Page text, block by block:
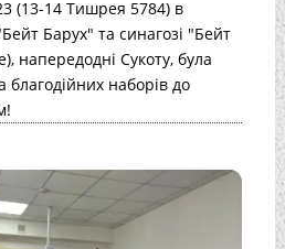
(13-14 Тишрея 5784) в
Барух" та синагозі "Бейт
напередодні Сукоту, була
благодійних наборів до